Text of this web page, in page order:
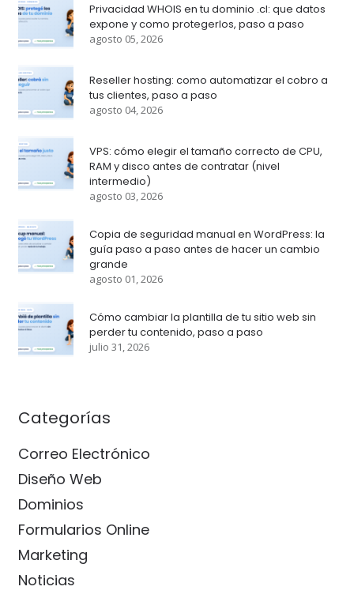
Privacidad WHOIS en tu dominio .cl: que datos
expone y como protegerlos, paso a paso
agosto 05, 2026
Reseller hosting: como automatizar el cobro a
tus clientes, paso a paso
agosto 04, 2026
VPS: cómo elegir el tamaño correcto de CPU,
RAM y disco antes de contratar (nivel
intermedio)
agosto 03, 2026
Copia de seguridad manual en WordPress: la
guía paso a paso antes de hacer un cambio
grande
agosto 01, 2026
Cómo cambiar la plantilla de tu sitio web sin
perder tu contenido, paso a paso
julio 31, 2026
Categorías
Correo Electrónico
Diseño Web
Dominios
Formularios Online
Marketing
Noticias